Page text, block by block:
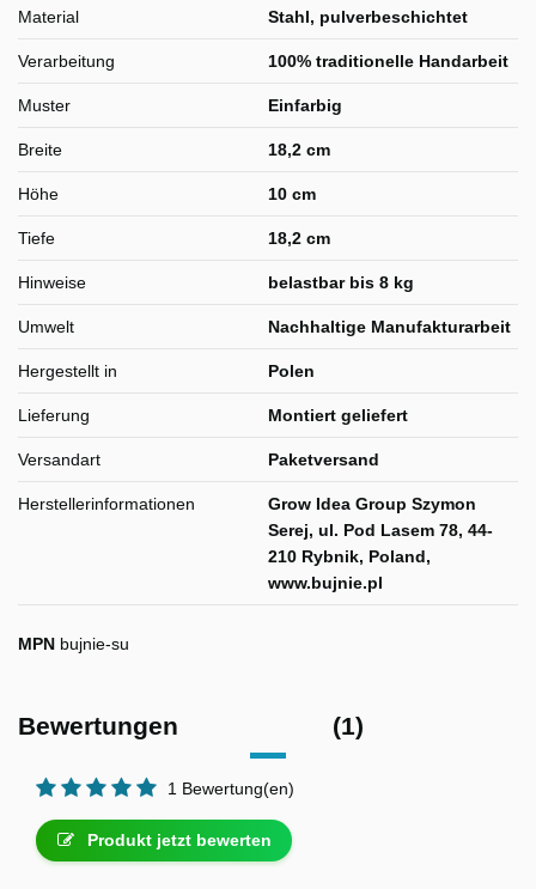
Material Stahl, pulverbeschichtet
Verarbeitung 100% traditionelle Handarbeit
Muster Einfarbig
Breite 18,2 cm
Höhe 10 cm
Tiefe 18,2 cm
Hinweise belastbar bis 8 kg
Umwelt Nachhaltige Manufakturarbeit
Hergestellt in Polen
Lieferung Montiert geliefert
Versandart Paketversand
Herstellerinformationen
Grow Idea Group Szymon
Serej, ul. Pod Lasem 78, 44-
210 Rybnik, Poland,
www.bujnie.pl
MPN bujnie-su
Bewertungen (1)
1 Bewertung(en)
Produkt jetzt bewerten